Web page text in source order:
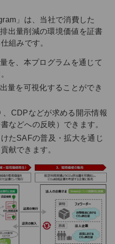
」は、当社で消費した
出量削減の環境価値を証書
組みです。
を、本プログラムを通じて
量を可視化することができ
CDPなどが求める開示情報
などへの反映）できます。
たSAFの普及・拡大を通じ
献できます。